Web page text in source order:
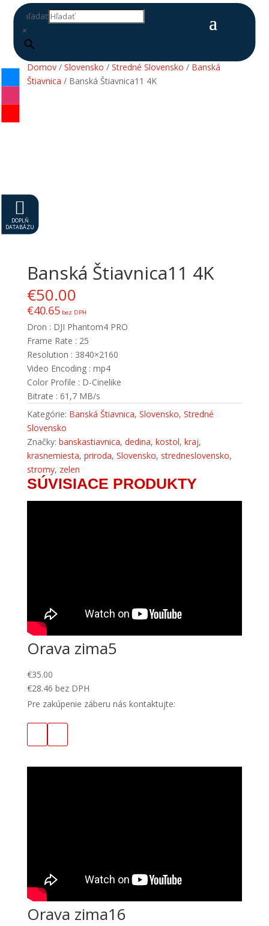
Hľadať
×

DOPLŇ
DATABÁZU
Domov/ Slovensko / Stredné Slovensko / Banská
Štiavnica / Banská Štiavnica11 4K
Banská Štiavnica11 4K
€50.00
€40.65bez DPH
Dron : DJI Phantom4 PRO
Frame Rate : 25
Resolution : 3840×2160
Video Encoding : mp4
Color Profile : D-Cinelike
Bitrate : 61,7 MB/s
Kategórie: Banská Štiavnica, Slovensko, Stredné
Slovensko
Značky: banskastiavnica, dedina, kostol, kraj,
krasnemiesta, priroda, Slovensko, stredneslovensko,
stromy, zelen
SÚVISIACE PRODUKTY
Orava zima5
€35.00
€28.46 bez DPH
Pre zakúpenie záberu nás kontaktujte:
Orava zima16